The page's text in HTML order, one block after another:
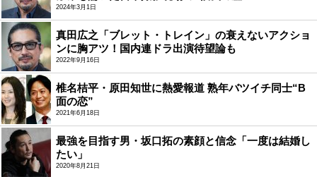
2024年3月1日
真田広之「ブレット・トレイン」の衰えないアクショ
ンに胸アツ！国内連ドラ出演待望論も
2022年9月16日
椎名桔平・原田知世に熱愛報道 熟年バツイチ同士“B
面の恋”
2021年6月18日
最強を目指す男・坂口拓の素顔と信念「一度は結婚し
たい」
2020年8月21日